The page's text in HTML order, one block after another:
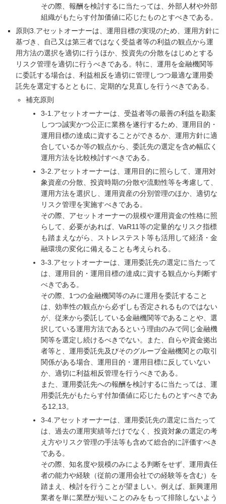
その際、報酬を検討するに当たっては、外部人材や外部
組織がもたらす付加価値に応じたものとすべきである。
原則3.アセットオーナーは、運用目標の実現のため、運用方針に
基づき、自己又は第三者ではなく受益者等の利益の観点から運
用方法の選択を適切に行うほか、投資先の分散をはじめとする
リスク管理を適切に行うべきである。特に、運用を金融機関等
に委託する場合は、利益相反を適切に管理しつつ最適な運用委
託先を選定するとともに、定期的な見直しを行うべきである。
補充原則
3-1.アセットオーナーは、受益者等の最善の利益を勘案
しつつ誠実かつ公正に業務を遂行するため、運用目的・
運用目標の達成に資することができるか、運用方針に適
合しているか等の観点から、委託先の選定を含め幅広く
運用方法を比較検討すべきである。
3-2.アセットオーナーは、運用目的に照らして、運用対
象資産の分散、投資時期の分散や流動性等を考慮して、
運用方法を選択し、運用資産の分別管理のほか、適切な
リスク管理を実施すべきである。
その際、アセットオーナーの規模や運用資金の性格に照
らして、必要があれば、VaR11等の定量的なリスク指標
も踏まえながら、ストレステスト等も活用して経済・金
融環境の変化に備えることも考えられる。
3-3.アセットオーナーは、運用委託先の選定に当たって
は、運用目的・運用目標の達成に資する観点から判断す
べきである。
その際、1つの金融機関等のみに運用を委託すること
は、効率性の観点から必ずしも否定されるものではない
が、従来から委託している金融機関等であることや、選
択している運用方法であるという理由のみで同じ金融機
関等を選定し続けるべきでない。また、自らや資金拠出
者等と、運用委託先及びそのグループ金融機関との取引
関係がある場合、運用目的・運用目標に反していない
か、適切に利益相反管理を行うべきである。
また、運用委託先への報酬を検討するに当たっては、運
用委託先がもたらす付加価値に応じたものとすべきであ
る12,13。
3-4.アセットオーナーは、運用委託先の選定に当たって
は、過去の運用実績等だけでなく、投資対象の選定の考
え方やリスク管理の手法等も含めて総合的に評価すべき
である。
その際、知名度や規模のみによる判断をせず、運用責任
者の能力や経験（従前の運用会社での経験等を含む）を
踏まえ、検討を行うことが望ましい。例えば、新興運用
業者を単に業歴が短いことのみをもって排除しないよう